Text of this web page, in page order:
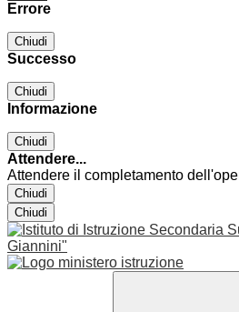
Errore
Chiudi
Successo
Chiudi
Informazione
Chiudi
Attendere...
Attendere il completamento
Chiudi
Chiudi